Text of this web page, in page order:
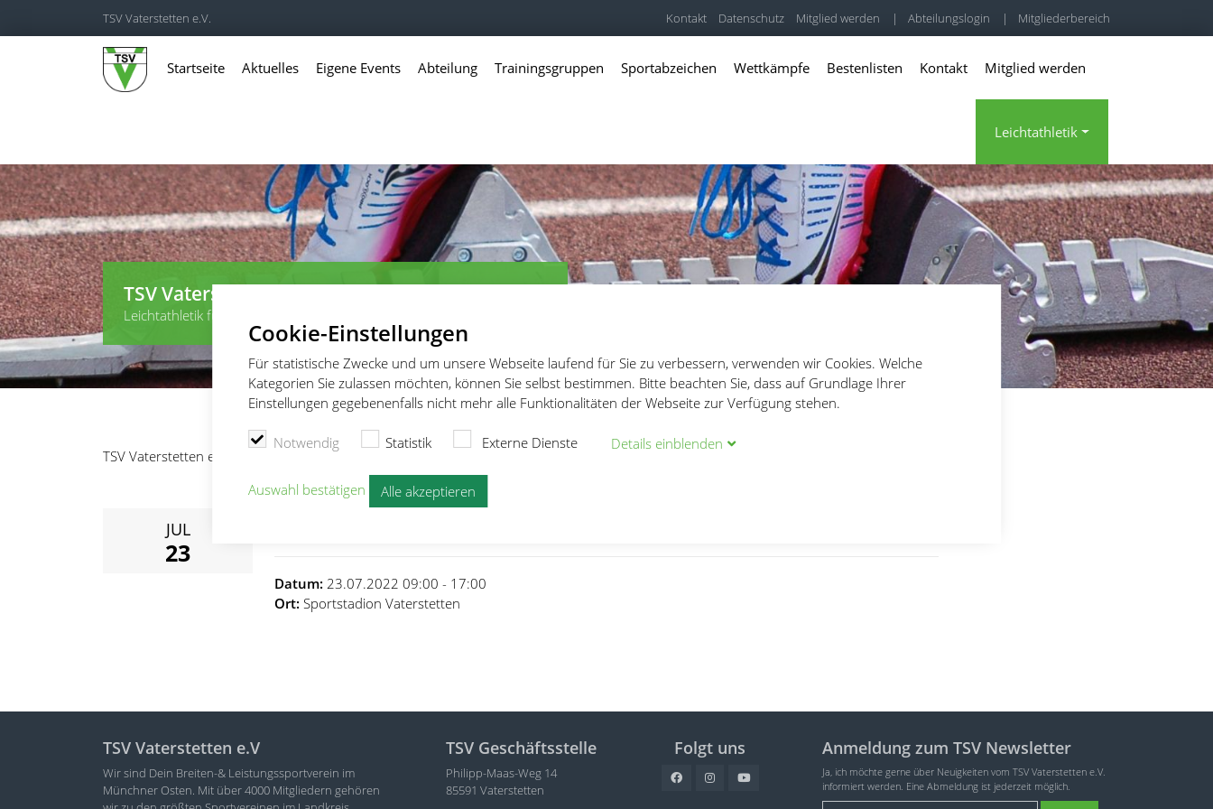
Cookie-Einstellungen
Für statistische Zwecke und um unsere Webseite laufend für Sie zu verbessern, verwenden wir Cookies. Welche
Kategorien Sie zulassen möchten, können Sie selbst bestimmen. Bitte beachten Sie, dass auf Grundlage Ihrer
Einstellungen gegebenenfalls nicht mehr alle Funktionalitäten der Webseite zur Verfügung stehen.
Notwendig Statistik Externe Dienste Details einblenden
Auswahl bestätigen Alle akzeptieren
TSV Vaterstetten e.V. Kontakt Datenschutz Mitglied werden | Abteilungslogin | Mitgliederbereich
Startseite Aktuelles Eigene Events Abteilung Trainingsgruppen Sportabzeichen Wettkämpfe Bestenlisten Kontakt Mitglied werden
Leichtathletik
TSV Vaterstetten e.V. - Leichtathletik
Leichtathletik für Wettkämpfer, Leistungssportler und Freitzeitathleten
TSV Vaterstetten e.V.
JUL
23
Datum: 23.07.2022 09:00 - 17:00
Ort: Sportstadion Vaterstetten
TSV Vaterstetten e.V
Wir sind Dein Breiten-& Leistungssportverein im
Münchner Osten. Mit über 4000 Mitgliedern gehören
TSV Geschäftsstelle
Philipp-Maas-Weg 14
85591 Vaterstetten
Folgt uns Anmeldung zum TSV Newsletter
Ja, ich möchte gerne über Neuigkeiten vom TSV Vaterstetten e.V.
informiert werden. Eine Abmeldung ist jederzeit möglich.